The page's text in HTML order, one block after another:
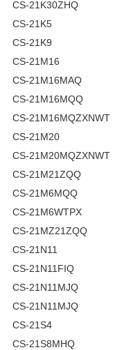
CS-21K30ZHQ
CS-21K5
CS-21K9
CS-21M16
CS-21M16MAQ
CS-21M16MQQ
CS-21M16MQZXNWT
CS-21M20
CS-21M20MQZXNWT
CS-21M21ZQQ
CS-21M6MQQ
CS-21M6WTPX
CS-21MZ21ZQQ
CS-21N11
CS-21N11FIQ
CS-21N11MJQ
CS-21N11MJQ
CS-21S4
CS-21S8MHQ